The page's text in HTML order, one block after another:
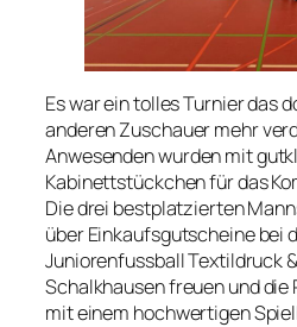
Es war ein tolles Turnier das
anderen Zuschauer mehr
Anwesenden wurden mit
Kabinettstückchen für das
Die drei bestplatzierten
über Einkaufsgutscheine bei
Juniorenfussball Textildruck
Schalkhausen freuen und die
mit einem hochwertigen